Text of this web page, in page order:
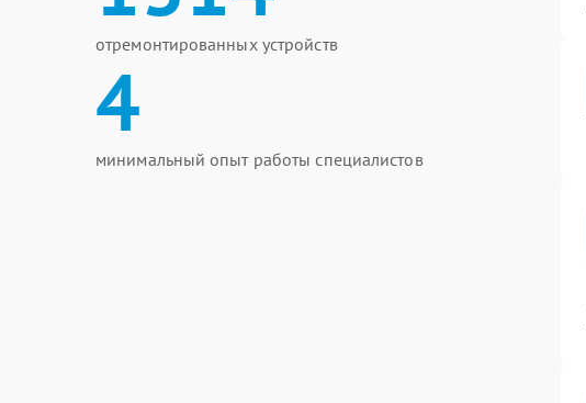
отремонтированных устройств
4
минимальный опыт работы специалистов